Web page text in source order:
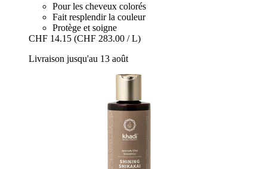
Pour les cheveux colorés
Fait resplendir la couleur
Protège et soigne
CHF 14.15 (CHF 283.00 / L)
Livraison jusqu'au 13 août